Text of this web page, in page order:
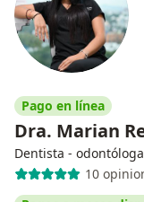
Pago en línea
Dra. Marian
Dentista - odontóloga
10